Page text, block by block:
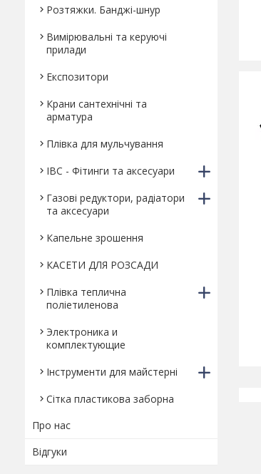
Розтяжки. Банджі-шнур
Вимірювальні та керуючі
прилади
Експозитори
Крани сантехнічні та
арматура
Плівка для мульчування
IBC - Фітинги та аксесуари
Газові редуктори, радіатори
та аксесуари
Капельне зрошення
КАСЕТИ ДЛЯ РОЗСАДИ
Плівка теплична
поліетиленова
Электроника и
комплектующие
Інструменти для майстерні
Сітка пластикова заборна
Про нас
Відгуки